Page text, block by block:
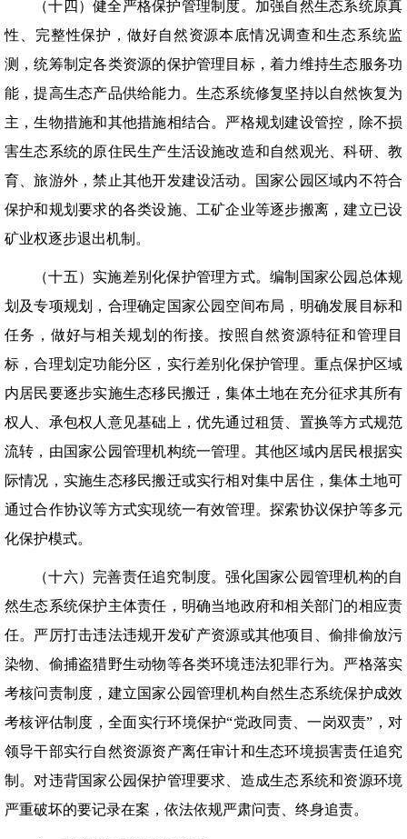
（十四）健全严格保护管理制度。加强自然生态系统原真
性、完整性保护，做好自然资源本底情况调查和生态系统监
测，统筹制定各类资源的保护管理目标，着力维持生态服务功
能，提高生态产品供给能力。生态系统修复坚持以自然恢复为
主，生物措施和其他措施相结合。严格规划建设管控，除不损
害生态系统的原住民生产生活设施改造和自然观光、科研、教
育、旅游外，禁止其他开发建设活动。国家公园区域内不符合
保护和规划要求的各类设施、工矿企业等逐步搬离，建立已设
矿业权逐步退出机制。
（十五）实施差别化保护管理方式。编制国家公园总体规
划及专项规划，合理确定国家公园空间布局，明确发展目标和
任务，做好与相关规划的衔接。按照自然资源特征和管理目
标，合理划定功能分区，实行差别化保护管理。重点保护区域
内居民要逐步实施生态移民搬迁，集体土地在充分征求其所有
权人、承包权人意见基础上，优先通过租赁、置换等方式规范
流转，由国家公园管理机构统一管理。其他区域内居民根据实
际情况，实施生态移民搬迁或实行相对集中居住，集体土地可
通过合作协议等方式实现统一有效管理。探索协议保护等多元
化保护模式。
（十六）完善责任追究制度。强化国家公园管理机构的自
然生态系统保护主体责任，明确当地政府和相关部门的相应责
任。严厉打击违法违规开发矿产资源或其他项目、偷排偷放污
染物、偷捕盗猎野生动物等各类环境违法犯罪行为。严格落实
考核问责制度，建立国家公园管理机构自然生态系统保护成效
考核评估制度，全面实行环境保护“党政同责、一岗双责”，对
领导干部实行自然资源资产离任审计和生态环境损害责任追究
制。对违背国家公园保护管理要求、造成生态系统和资源环境
严重破坏的要记录在案，依法依规严肃问责、终身追责。